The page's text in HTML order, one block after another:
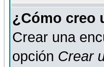
¿Cómo creo
Crear una
opción Crear